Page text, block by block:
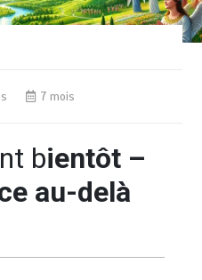
7 mois
bientôt –
au-delà